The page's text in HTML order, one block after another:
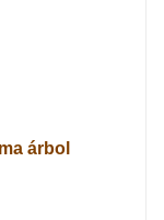
árbol